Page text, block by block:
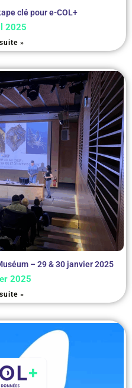
clé pour e-COL+
2025
»
– 29 & 30 janvier 2025
2025
»